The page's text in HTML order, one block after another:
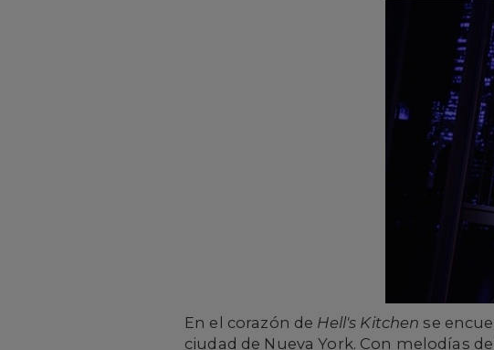
En el corazón de Hell's Kitchen se
ciudad de Nueva York. Con melodías